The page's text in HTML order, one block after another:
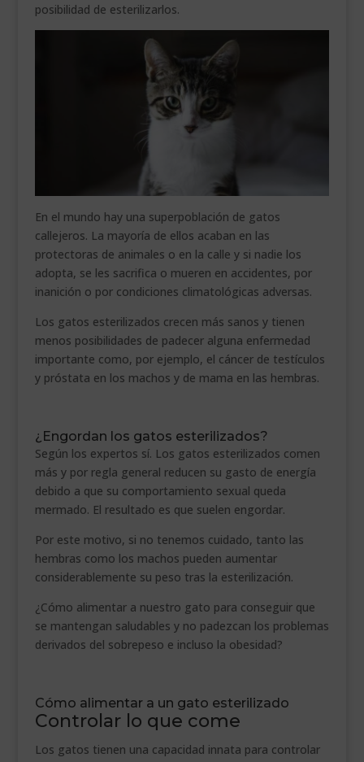
posibilidad de esterilizarlos.
En el mundo hay una superpoblación de gatos
callejeros. La mayoría de ellos acaban en las
protectoras de animales o en la calle y si nadie los
adopta, se les sacrifica o mueren en accidentes, por
inanición o por condiciones climatológicas adversas.
Los gatos esterilizados crecen más sanos y tienen
menos posibilidades de padecer alguna enfermedad
importante como, por ejemplo, el cáncer de testículos
y próstata en los machos y de mama en las hembras.
¿Engordan los gatos esterilizados?
Según los expertos sí. Los gatos esterilizados comen
más y por regla general reducen su gasto de energía
debido a que su comportamiento sexual queda
mermado. El resultado es que suelen engordar.
Por este motivo, si no tenemos cuidado, tanto las
hembras como los machos pueden aumentar
considerablemente su peso tras la esterilización.
¿Cómo alimentar a nuestro gato para conseguir que
se mantengan saludables y no padezcan los problemas
derivados del sobrepeso e incluso la obesidad?
Cómo alimentar a un gato esterilizado
Controlar lo que come
Los gatos tienen una capacidad innata para controlar